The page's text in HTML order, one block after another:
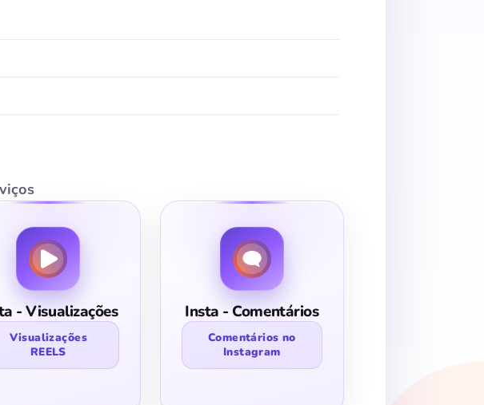
- Visualizações
Visualizações
REELS
Insta - Comentários
Comentários no
Instagram